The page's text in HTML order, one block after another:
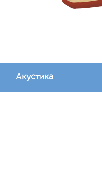
Акустика